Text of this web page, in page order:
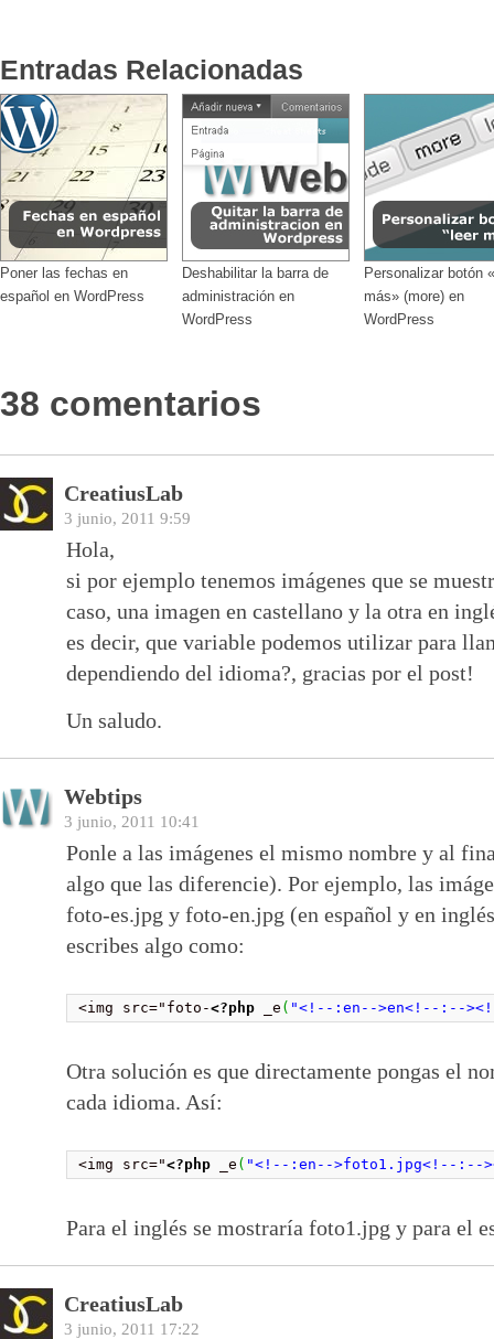
Entradas Relacionadas
Poner las fechas en
español en WordPress
Deshabilitar la barra de
administración en
WordPress
Personalizar botón
más» (more) en
WordPress
38 comentarios
CreatiusLab
3 junio, 2011 9:59
Hola,
si por ejemplo tenemos imágenes que se
caso, una imagen en castellano y la otra en
es decir, que variable podemos utilizar para
dependiendo del idioma?, gracias por el post!
Un saludo.
Webtips
3 junio, 2011 10:41
Ponle a las imágenes el mismo nombre y al
algo que las diferencie). Por ejemplo, las
foto-es.jpg y foto-en.jpg (en español y en
escribes algo como:
<img src="foto-<?php _e ( "<!--:en-->en<!--:--
Otra solución es que directamente pongas el
cada idioma. Así:
<img src="<?php _e ( "<!--:en-->foto1.jpg<!--:--
Para el inglés se mostraría foto1.jpg y para el
CreatiusLab
3 junio, 2011 17:22